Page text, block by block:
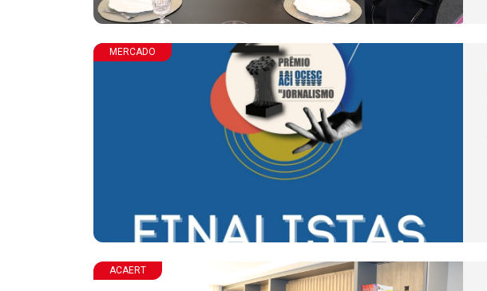
MERCADO
ACAERT